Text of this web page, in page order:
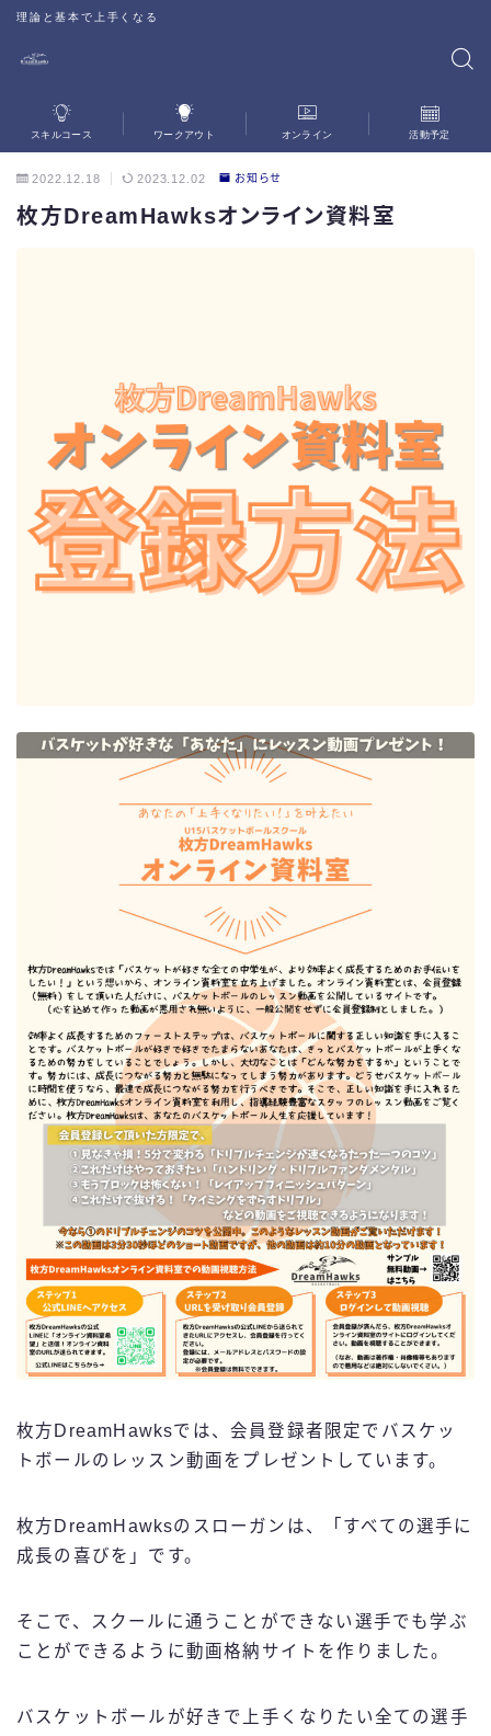
理論と基本で上手くなる
スキルコース ワークアウト オンライン 活動予定
2022.12.18 2023.12.02 お知らせ
枚方DreamHawksオンライン資料室
枚方DreamHawksでは、会員登録者限定でバスケッ
トボールのレッスン動画をプレゼントしています。
枚方DreamHawksのスローガンは、「すべての選手に
成長の喜びを」です。
そこで、スクールに通うことができない選手でも学ぶ
ことができるように動画格納サイトを作りました。
バスケットボールが好きで上手くなりたい全ての選手